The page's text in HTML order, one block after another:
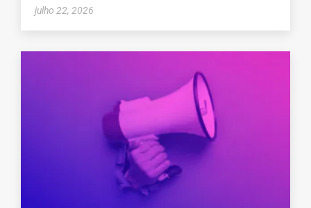
julho 22, 2026